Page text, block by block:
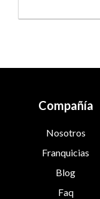
Compañía
Nosotros
Franquicias
Blog
Faq